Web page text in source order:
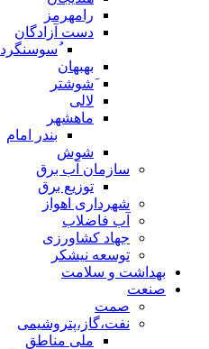
رامهرمز
دست آزادگان
ُسوسنگرد
بهبهان
َشوشتر
لالی
ماهشهر
بندر امام
شوش
سازمان آب برق
توزیع برق
شهرداری اهواز
آب فاضلاب
جهاد کشاورزی
توسعه نیشکر
بهداشت و سلامت
صنعت
صمت
نفت،گاز،پتروشیمی
ملی مناطق